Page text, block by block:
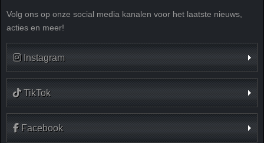
Volg ons op onze social media kanalen voor het laatste nieuws,
acties en meer!
Instagram
TikTok
Facebook